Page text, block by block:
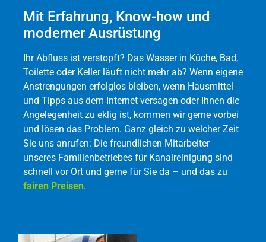
Mit Erfahrung, Know-how und
moderner Ausrüstung
Ihr Abfluss ist verstopft? Das Wasser in Küche, Bad,
Toilette oder Keller läuft nicht mehr ab? Wenn eigene
Anstrengungen erfolglos bleiben, wenn Hausmittel
und Tipps aus dem Internet versagen oder Ihnen die
Angelegenheit zu eklig ist, kommen wir gerne vorbei
und lösen das Problem. Ganz gleich zu welcher Zeit
Sie uns anrufen: Die freundlichen Mitarbeiter
unseres Familienbetriebes für Kanalreinigung sind
schnell vor Ort und gerne für Sie da – und das zu
fairen Preisen.